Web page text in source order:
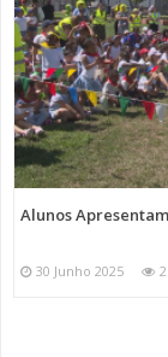
Alunos
30 Junho 2025